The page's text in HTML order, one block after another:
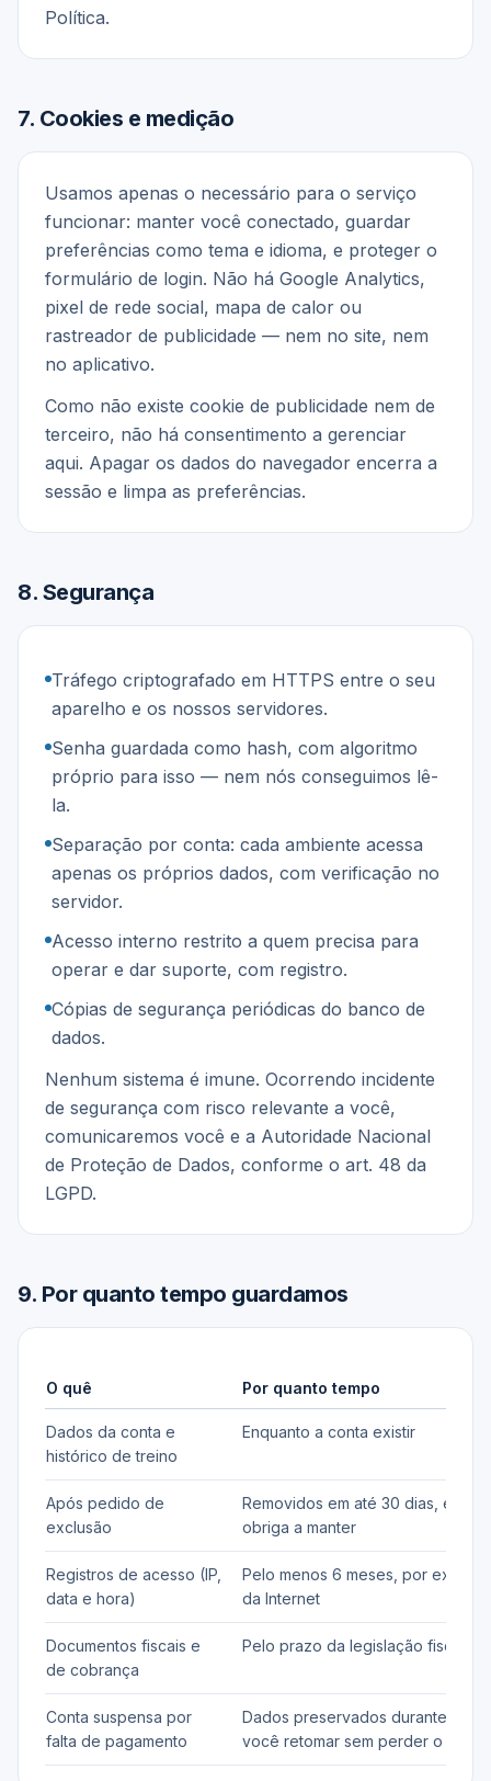
Política.
7. Cookies e medição
Usamos apenas o necessário para o serviço
funcionar: manter você conectado, guardar
preferências como tema e idioma, e proteger o
formulário de login. Não há Google Analytics,
pixel de rede social, mapa de calor ou
rastreador de publicidade — nem no site, nem
no aplicativo.
Como não existe cookie de publicidade nem de
terceiro, não há consentimento a gerenciar
aqui. Apagar os dados do navegador encerra a
sessão e limpa as preferências.
8. Segurança
Tráfego criptografado em HTTPS entre o seu
aparelho e os nossos servidores.
Senha guardada como hash, com algoritmo
próprio para isso — nem nós conseguimos lê-
la.
Separação por conta: cada ambiente acessa
apenas os próprios dados, com verificação no
servidor.
Acesso interno restrito a quem precisa para
operar e dar suporte, com registro.
Cópias de segurança periódicas do banco de
dados.
Nenhum sistema é imune. Ocorrendo incidente
de segurança com risco relevante a você,
comunicaremos você e a Autoridade Nacional
de Proteção de Dados, conforme o art. 48 da
LGPD.
9. Por quanto tempo guardamos
O quê Por quanto tempo
Dados da conta e
histórico de treino
Enquanto a conta existir
Após pedido de
exclusão
Removidos em até 30 dias,
obriga a manter
Registros de acesso (IP,
data e hora)
Pelo menos 6 meses, por
da Internet
Documentos fiscais e
de cobrança
Pelo prazo da legislação fiscal,
Conta suspensa por
falta de pagamento
Dados preservados durante a
você retomar sem perder o